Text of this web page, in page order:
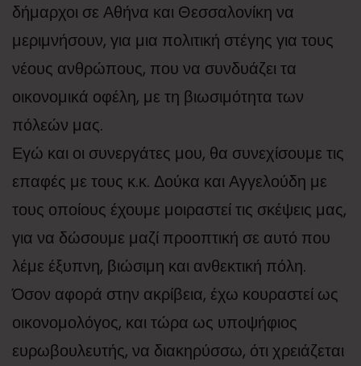
δήμαρχοι σε Αθήνα και Θεσσαλονίκη να
μεριμνήσουν, για μια πολιτική στέγης για τους
νέους ανθρώπους, που να συνδυάζει τα
οικονομικά οφέλη, με τη βιωσιμότητα των
πόλεών μας.
Εγώ και οι συνεργάτες μου, θα συνεχίσουμε τις
επαφές με τους κ.κ. Δούκα και Αγγελούδη με
τους οποίους έχουμε μοιραστεί τις σκέψεις μας,
για να δώσουμε μαζί προοπτική σε αυτό που
λέμε έξυπνη, βιώσιμη και ανθεκτική πόλη.
Όσον αφορά στην ακρίβεια, έχω κουραστεί ως
οικονομολόγος, και τώρα ως υποψήφιος
ευρωβουλευτής, να διακηρύσσω, ότι χρειάζεται